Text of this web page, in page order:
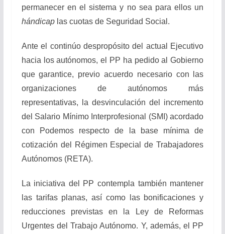
permanecer en el sistema y no sea para ellos un
hándicaplas cuotas de Seguridad Social.
Ante el continúo despropósito del actual Ejecutivo
hacia los autónomos, el PP ha pedido al Gobierno
que garantice, previo acuerdo necesario con las
organizaciones de autónomos más
representativas, la desvinculación del incremento
del Salario Mínimo Interprofesional (SMI) acordado
con Podemos respecto de la base mínima de
cotización del Régimen Especial de Trabajadores
Autónomos (RETA).
La iniciativa del PP contempla también mantener
las tarifas planas, así como las bonificaciones y
reducciones previstas en la Ley de Reformas
Urgentes del Trabajo Autónomo. Y, además, el PP